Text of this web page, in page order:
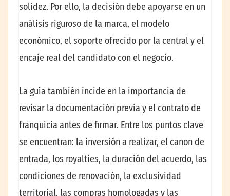
solidez. Por ello, la decisión debe apoyarse en un
análisis riguroso de la marca, el modelo
económico, el soporte ofrecido por la central y el
encaje real del candidato con el negocio.
La guía también incide en la importancia de
revisar la documentación previa y el contrato de
franquicia antes de firmar. Entre los puntos clave
se encuentran: la inversión a realizar, el canon de
entrada, los royalties, la duración del acuerdo, las
condiciones de renovación, la exclusividad
territorial, las compras homologadas y las